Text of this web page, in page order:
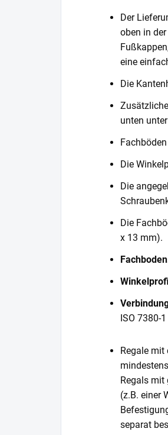
Der
oben in
eine
Die
unten
Die
Die
Die
x 13 mm).
ISO 7380-
Regale mit
Regals mit
(z.B. einer
separat